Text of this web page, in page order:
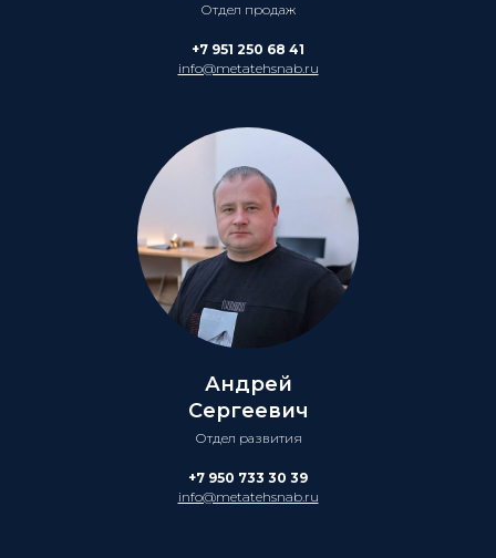
Отдел продаж
+7 951 250 68 41
info@metatehsnab.ru
Андрей
Сергеевич
Отдел развития
+7 950 733 30 39
info@metatehsnab.ru